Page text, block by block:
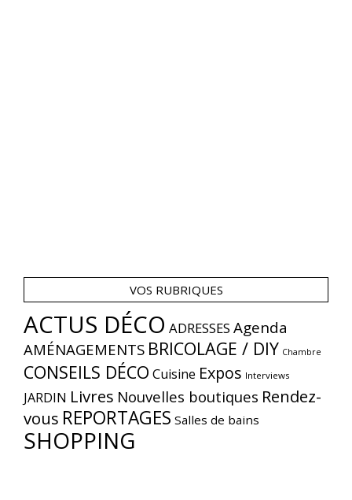
VOS RUBRIQUES
ACTUS DÉCO ADRESSES Agenda
AMÉNAGEMENTS BRICOLAGE / DIY Chambre
CONSEILS DÉCO Cuisine Expos Interviews
JARDIN Livres Nouvelles boutiques Rendez-
vous REPORTAGES Salles de bains
SHOPPING